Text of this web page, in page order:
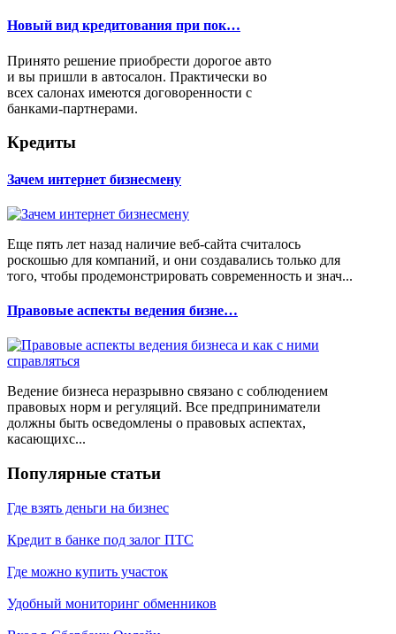
Новый вид кредитования при пок…
Принято решение приобрести дорогое авто
и вы пришли в автосалон. Практически во
всех салонах имеются договоренности с
банками-партнерами.
Кредиты
Зачем интернет бизнесмену
Еще пять лет назад наличие веб-сайта считалось
роскошью для компаний, и они создавались только для
того, чтобы продемонстрировать современность и знач...
Правовые аспекты ведения бизне…
Ведение бизнеса неразрывно связано с соблюдением
правовых норм и регуляций. Все предприниматели
должны быть осведомлены о правовых аспектах,
касающихс...
Популярные статьи
Где взять деньги на бизнес
Кредит в банке под залог ПТС
Где можно купить участок
Удобный мониторинг обменников